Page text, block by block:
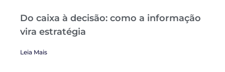
Do caixa à decisão: como a informação
vira estratégia
Leia Mais